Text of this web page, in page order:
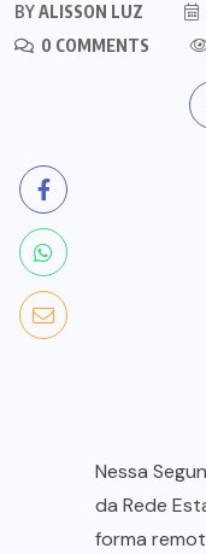
BYALISSON LUZ
0 COMMENTS
Nessa
da Rede
forma